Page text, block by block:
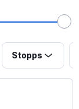
Stopps